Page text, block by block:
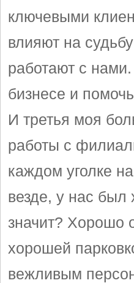
ключевыми
влияют на
работают с
бизнесе и
И третья моя
работы с
каждом уголке
везде, у нас
значит? Хорошо
хорошей
вежливым